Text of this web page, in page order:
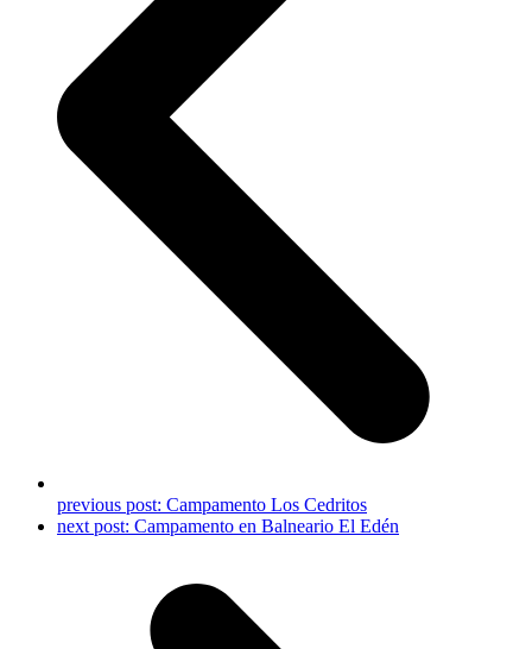
previous post: Campamento Los Cedritos
next post: Campamento en Balneario El Edén